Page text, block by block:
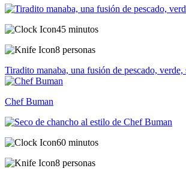
45 minutos
8 personas
Tiradito manaba, una fusión de pescado,
Chef Buman
60 minutos
8 personas